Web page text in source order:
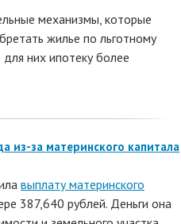
механизмы, которые
жилье по льготному
них ипотеку более
из-за материнского капитала
выплату материнского
387,640 рублей. Деньги она